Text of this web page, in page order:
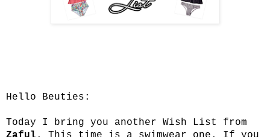
Hello Beuties:
Today I bring you another Wish List from